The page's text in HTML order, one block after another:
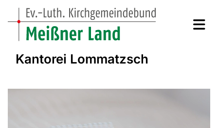
Kantorei Lommatzsch